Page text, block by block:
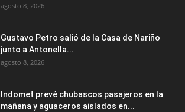
agosto 8, 2026
Gustavo Petro salió de la Casa de Nariño
junto a Antonella...
agosto 8, 2026
Indomet prevé chubascos pasajeros en la
mañana y aguaceros aislados en...